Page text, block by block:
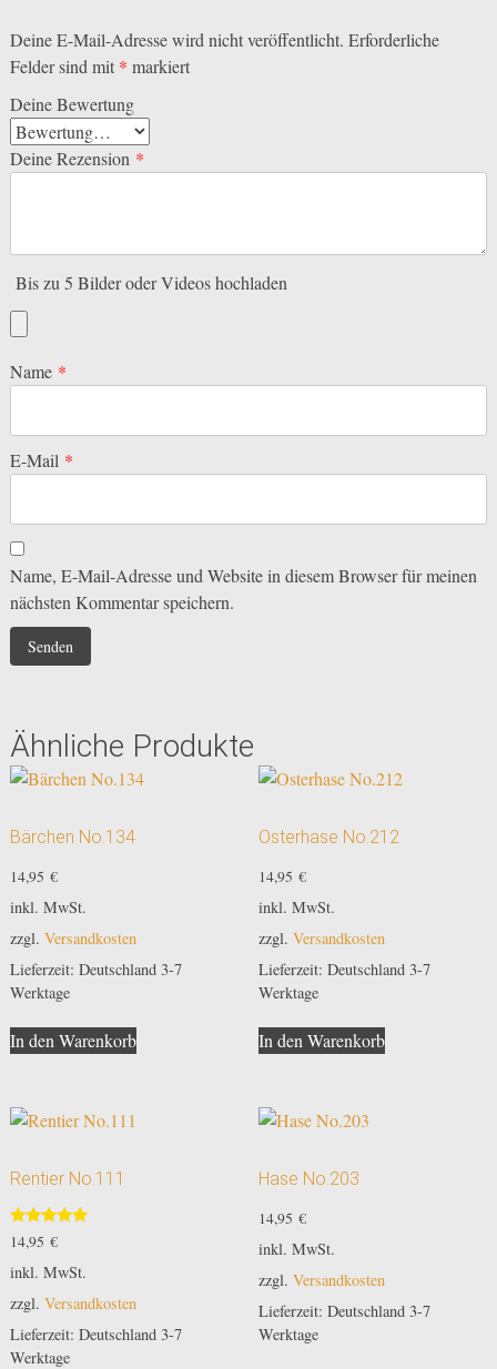
Deine E-Mail-Adresse wird nicht veröffentlicht. Erforderliche
Felder sind mit * markiert
Deine Bewertung
Deine Rezension *
Bis zu 5 Bilder oder Videos hochladen
Name *
E-Mail *
Name, E-Mail-Adresse und Website in diesem Browser für meinen
nächsten Kommentar speichern.
Ähnliche Produkte
Bärchen No.134
14,95 €
inkl. MwSt.
zzgl. Versandkosten
Lieferzeit: Deutschland 3-7
Werktage
In den Warenkorb
Osterhase No.212
14,95 €
inkl. MwSt.
zzgl. Versandkosten
Lieferzeit: Deutschland 3-7
Werktage
In den Warenkorb
Rentier No.111
Bewertet
mit
5.00
von 5
14,95 €
inkl. MwSt.
zzgl. Versandkosten
Lieferzeit: Deutschland 3-7
Werktage
Hase No.203
14,95 €
inkl. MwSt.
zzgl. Versandkosten
Lieferzeit: Deutschland 3-7
Werktage